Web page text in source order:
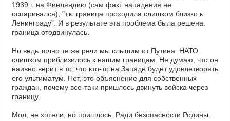
Рейтинги
Архив
Видеотоп
1939 г. на Финляндию (сам факт нападения не
оспаривался), "т.к. граница проходила слишком близко к
Ленинграду". И в результате эта проблема была решена:
граница отодвинулась.
Но ведь точно те же речи мы слышим от Путина: НАТО
слишком приблизилось к нашим границам. Не думаю, что он
наивно верит в то, что кто-то на Западе будет удовлетворять
его ультиматум. Нет, это объяснение для собственных
граждан, почему все-таки пришлось двинуть войска через
границу.
Мол, не хотели, но пришлось. Ради безопасности Родины.